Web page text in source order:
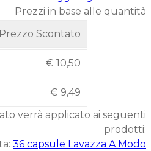
Prezzi in base alle quantità
Prezzo Scontato
€ 10,50
€ 9,49
verrà applicato ai seguenti
prodotti:
36 capsule Lavazza A Modo